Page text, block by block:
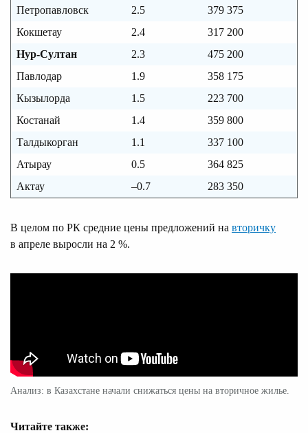
Петропавловск
2.5
379 375
Кокшетау
2.4
317 200
Нур-Султан
2.3
475 200
Павлодар
1.9
358 175
Кызылорда
1.5
223 700
Костанай
1.4
359 800
Талдыкорган
1.1
337 100
Атырау
0.5
364 825
Актау
–0.7 283 350
В целом по РК средние цены предложений на вторичку
в апреле выросли на 2 %.
Анализ: в Казахстане начали снижаться цены на вторичное жилье.
Читайте также: